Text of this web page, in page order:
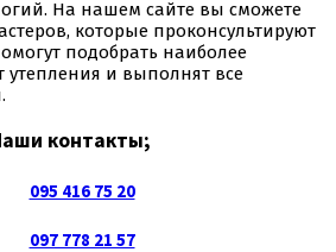
На нашем сайте вы сможете
которые проконсультируют
подобрать наиболее
и выполнят все
контакты;
095 416 75 20
097 778 21 57